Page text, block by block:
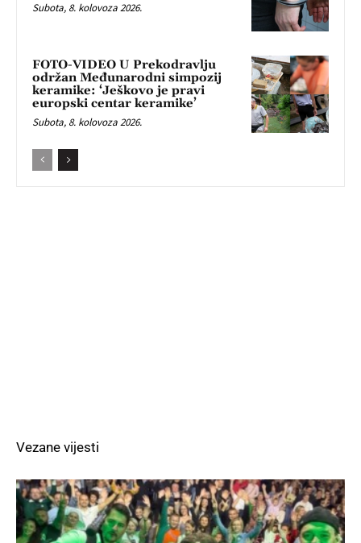
Subota, 8. kolovoza 2026.
FOTO-VIDEO U Prekodravlju
održan Međunarodni simpozij
keramike: ‘Ješkovo je pravi
europski centar keramike’
Subota, 8. kolovoza 2026.
Vezane vijesti